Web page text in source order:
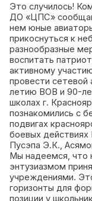
Это случилось!
ДО «ЦПС»
нем юные
прикоснуться к
разнообразные
воспитать
активному
провести сетевой
летию ВОВ и 90-
школах г.
познакомились с
подвигах
боевых
Пусэпа Э.К.,
Мы надеемся, что
энтузиазмом
учреждениями.
горизонты для
позиции у